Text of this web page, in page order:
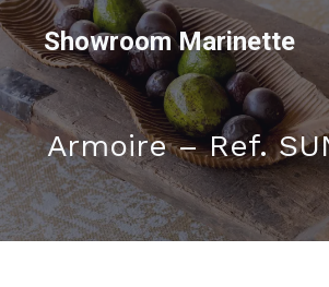
Showroom Marinette
Armoire – Ref.